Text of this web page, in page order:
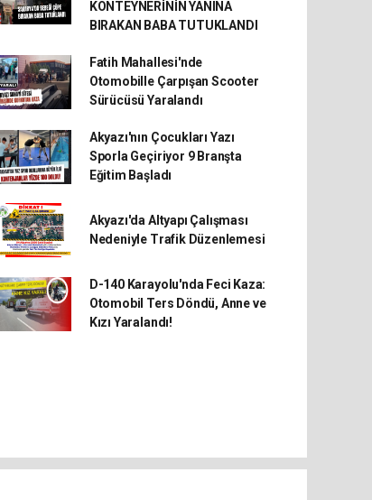
KONTEYNERİNİN YANINA
BIRAKAN BABA TUTUKLANDI
Fatih Mahallesi'nde
Otomobille Çarpışan Scooter
Sürücüsü Yaralandı
Akyazı'nın Çocukları Yazı
Sporla Geçiriyor 9 Branşta
Eğitim Başladı
Akyazı'da Altyapı Çalışması
Nedeniyle Trafik Düzenlemesi
D-140 Karayolu'nda Feci Kaza:
Otomobil Ters Döndü, Anne ve
Kızı Yaralandı!